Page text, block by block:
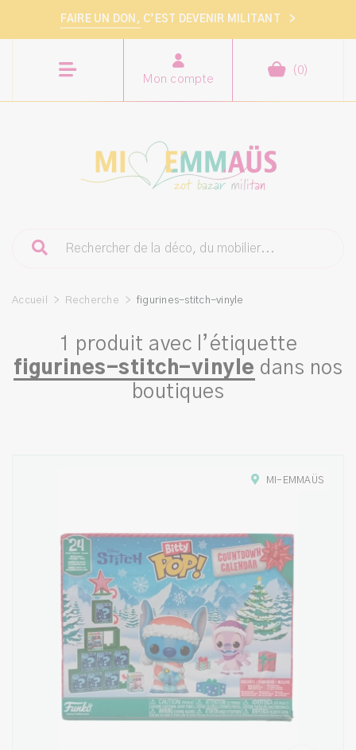
FAIRE UN DON, C’EST DEVENIR MILITANT >
Mon compte
( 0)
Accueil > Recherche > figurines-stitch-vinyle
1 produit avec l’étiquette
figurines-stitch-vinyle dans nos
boutiques
MI-EMMAÜS